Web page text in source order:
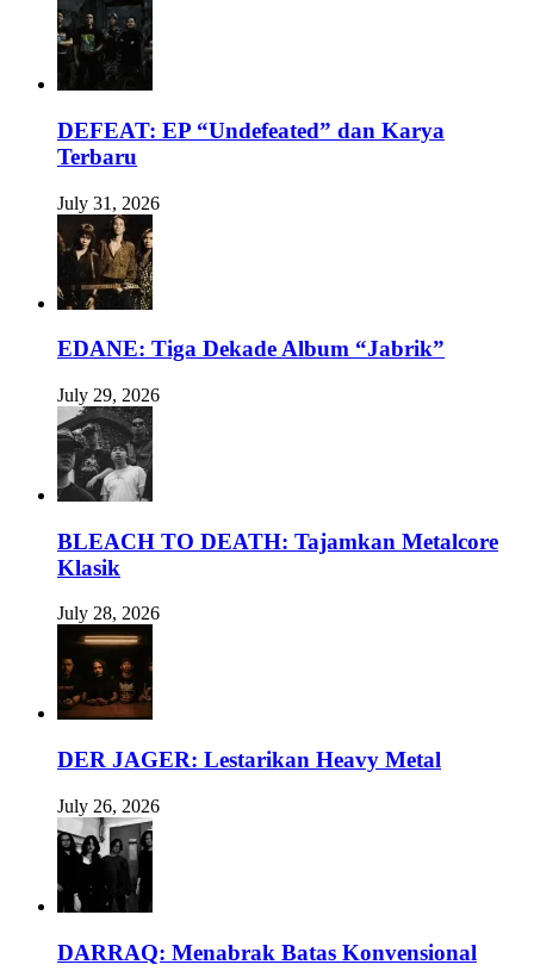
DEFEAT: EP “Undefeated” dan Karya
Terbaru
July 31, 2026
EDANE: Tiga Dekade Album “Jabrik”
July 29, 2026
BLEACH TO DEATH: Tajamkan Metalcore
Klasik
July 28, 2026
DER JAGER: Lestarikan Heavy Metal
July 26, 2026
DARRAQ: Menabrak Batas Konvensional